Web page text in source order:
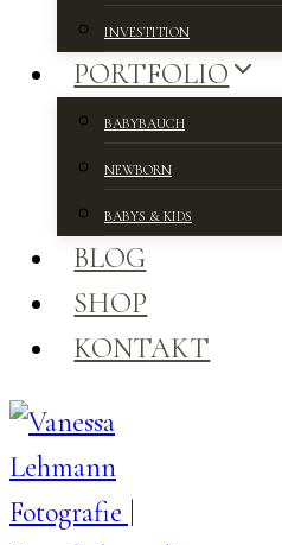
INVESTITION
PORTFOLIO
BABYBAUCH
NEWBORN
BABYS & KIDS
BLOG
SHOP
KONTAKT